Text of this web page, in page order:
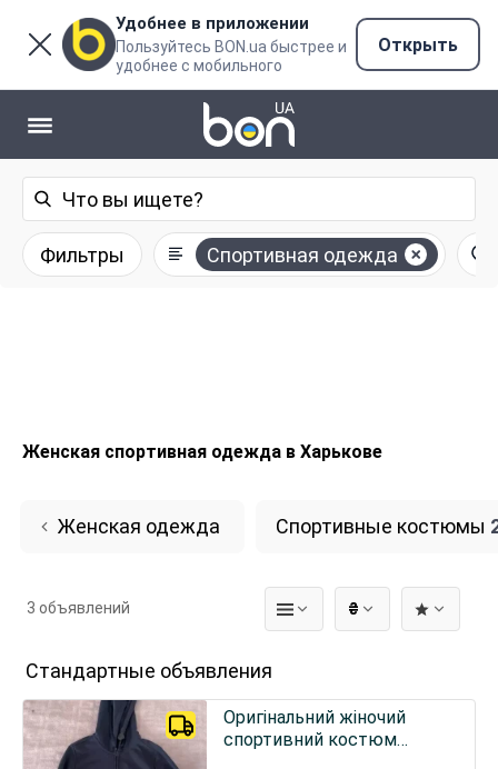
Удобнее в приложении
Пользуйтесь BON.ua быстрее и
удобнее с мобильного
Открыть
Фильтры Спортивная одежда
Женская спортивная одежда в Харькове
Женская одежда Спортивные костюмы
₴
3 объявлений
Стандартные объявления
Оригінальний жіночий
спортивний костюм